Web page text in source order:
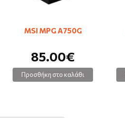
MSI MPG A750G
85.00€
Προσθήκη στο καλάθι